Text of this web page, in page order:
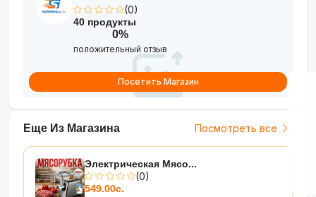
Еще Из Магазина Посмотреть все
Электрическая Мясо...
(0)
549.00с.
(0)
40 продукты
0%
положительный отзыв
Посетить Магазин